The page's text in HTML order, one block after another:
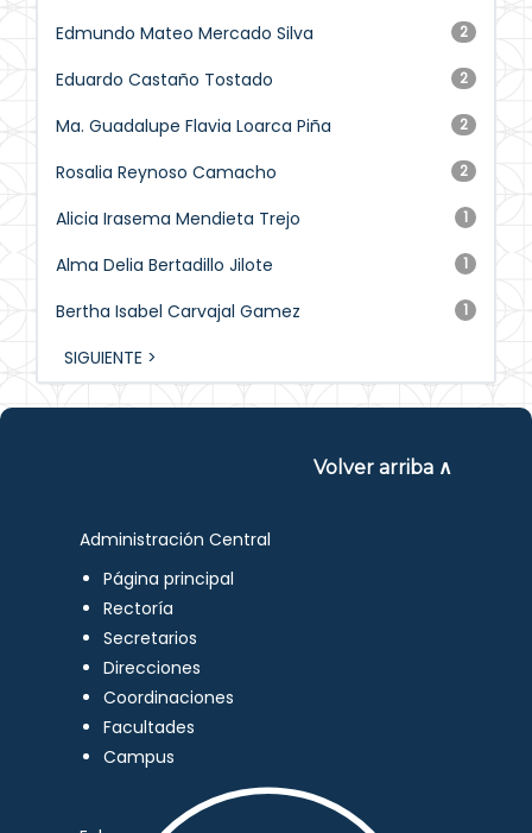
2
Edmundo Mateo Mercado Silva
2
Eduardo Castaño Tostado
2
Ma. Guadalupe Flavia Loarca Piña
2
Rosalia Reynoso Camacho
1
Alicia Irasema Mendieta Trejo
1
Alma Delia Bertadillo Jilote
1
Bertha Isabel Carvajal Gamez
SIGUIENTE >
Volver arriba ∧
Administración Central
Página principal
Rectoría
Secretarios
Direcciones
Coordinaciones
Facultades
Campus